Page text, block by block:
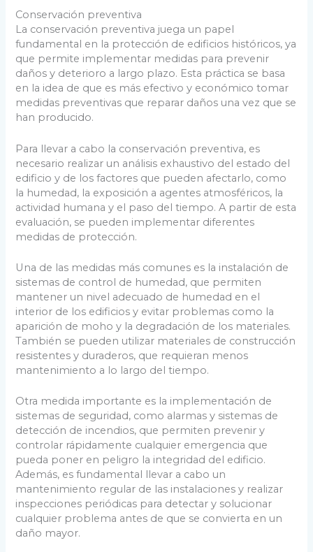
Conservación preventiva
La conservación preventiva juega un papel
fundamental en la protección de edificios históricos, ya
que permite implementar medidas para prevenir
daños y deterioro a largo plazo. Esta práctica se basa
en la idea de que es más efectivo y económico tomar
medidas preventivas que reparar daños una vez que se
han producido.
Para llevar a cabo la conservación preventiva, es
necesario realizar un análisis exhaustivo del estado del
edificio y de los factores que pueden afectarlo, como
la humedad, la exposición a agentes atmosféricos, la
actividad humana y el paso del tiempo. A partir de esta
evaluación, se pueden implementar diferentes
medidas de protección.
Una de las medidas más comunes es la instalación de
sistemas de control de humedad, que permiten
mantener un nivel adecuado de humedad en el
interior de los edificios y evitar problemas como la
aparición de moho y la degradación de los materiales.
También se pueden utilizar materiales de construcción
resistentes y duraderos, que requieran menos
mantenimiento a lo largo del tiempo.
Otra medida importante es la implementación de
sistemas de seguridad, como alarmas y sistemas de
detección de incendios, que permiten prevenir y
controlar rápidamente cualquier emergencia que
pueda poner en peligro la integridad del edificio.
Además, es fundamental llevar a cabo un
mantenimiento regular de las instalaciones y realizar
inspecciones periódicas para detectar y solucionar
cualquier problema antes de que se convierta en un
daño mayor.